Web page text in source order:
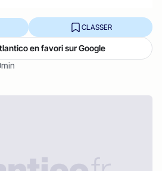
CLASSER
en favori sur Google